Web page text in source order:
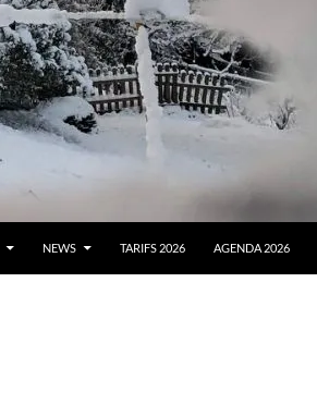
NEWS TARIFS 2026 AGENDA 2026